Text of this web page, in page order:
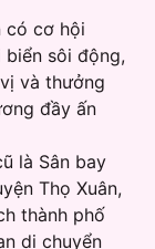
có cơ hội
sôi động,
và thưởng
đầy ấn
là Sân bay
Thọ Xuân,
thành phố
di chuyển